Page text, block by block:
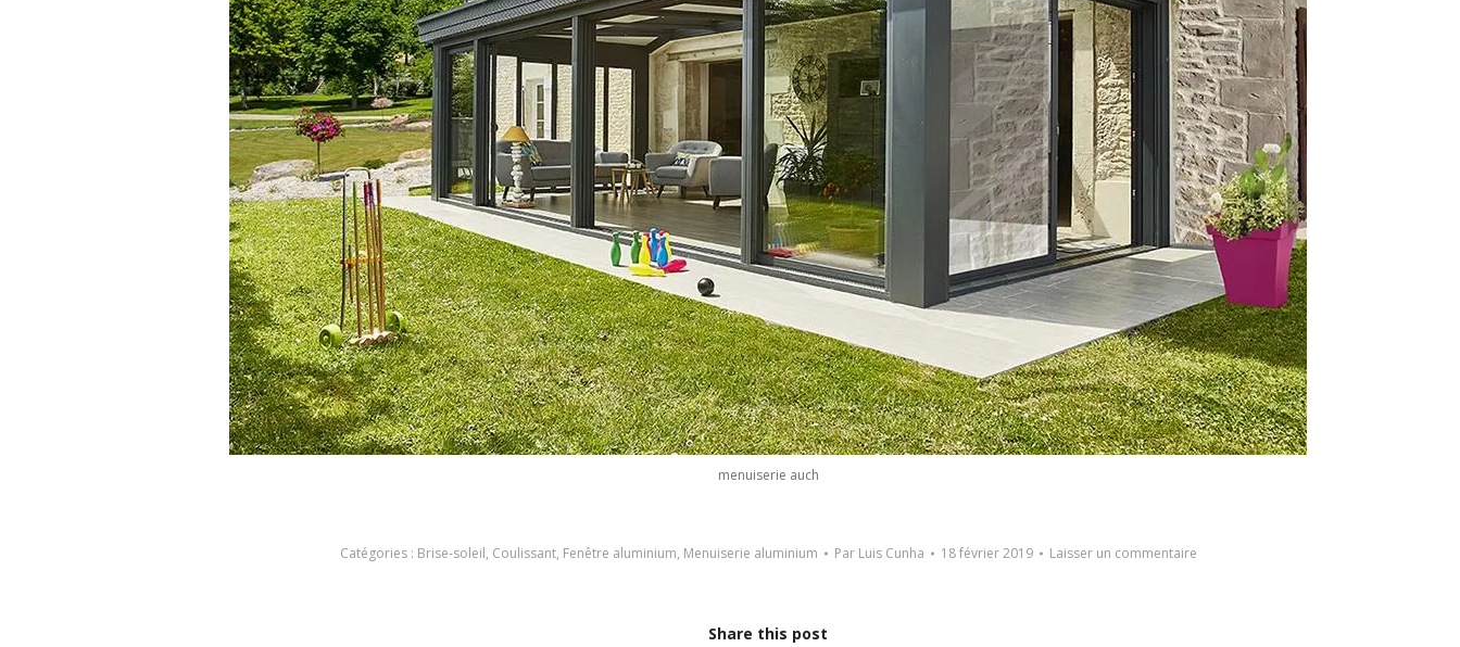
menuiserie auch
Catégories : Brise-soleil, Coulissant, Fenêtre aluminium, Menuiserie aluminium Par Luis Cunha 18 février 2019 Laisser un commentaire
Share this post